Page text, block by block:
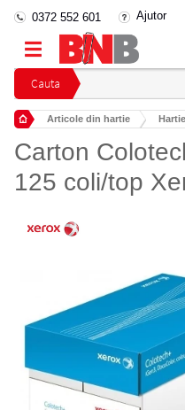
Cauta
0372 552 601 Ajutor
Articole din hartie
Carton
125 coli/top